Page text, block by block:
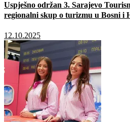
Uspješno održan 3. Sarajevo
regionalni skup o turizmu u Bosni i
12.10.2025